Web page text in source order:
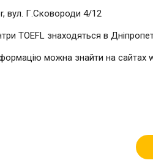
вул. Г.Сковороди 4/12
TOEFL знаходяться в
можна знайти на сайтах